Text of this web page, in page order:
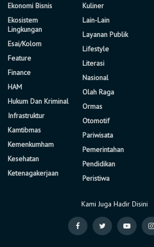
Ekonomi Bisnis
Ekosistem
Lingkungan
Esai/Kolom
Feature
Finance
HAM
Hukum Dan Kriminal
Infrastruktur
Kamtibmas
Kemenkumham
Kesehatan
Ketenagakerjaan
Kuliner
Lain-Lain
Layanan Publik
Lifestyle
Literasi
Nasional
Olah Raga
Ormas
Otomotif
Pariwisata
Pemerintahan
Pendidikan
Peristiwa
Kami Juga Hadir Disini